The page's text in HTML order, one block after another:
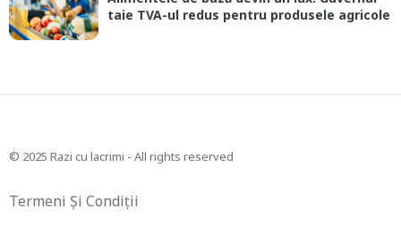
taie TVA-ul redus pentru produsele agricole
© 2025 Razi cu lacrimi - All rights reserved
Termeni Și Condiții